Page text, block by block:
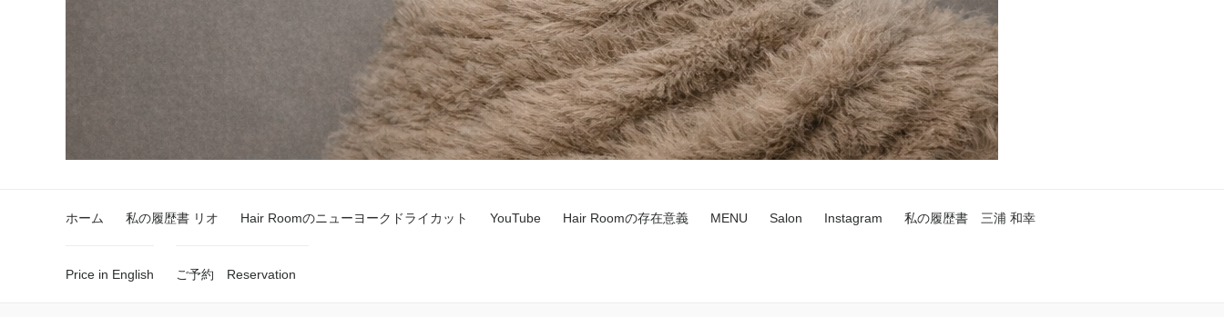
ホーム 私の履歴書 リオ Hair Roomのニューヨークドライカット YouTube Hair Roomの存在意義 MENU Salon Instagram 私の履歴書 三浦 和幸
Price in English ご予約 Reservation